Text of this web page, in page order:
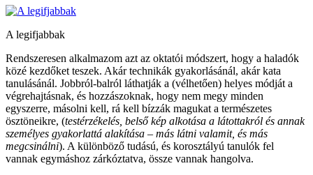
A legifjabbak
Rendszeresen alkalmazom azt az oktatói módszert, hogy a haladók
közé kezdőket teszek. Akár technikák gyakorlásánál, akár kata
tanulásánál. Jobbról-balról láthatják a (vélhetően) helyes módját a
végrehajtásnak, és hozzászoknak, hogy nem megy minden
egyszerre, másolni kell, rá kell bízzák magukat a természetes
ösztöneikre, (testérzékelés, belső kép alkotása a látottakról és annak
személyes gyakorlattá alakítása – más látni valamit, és más
megcsinálni). A különböző tudású, és korosztályú tanulók fel
vannak egymáshoz zárkóztatva, össze vannak hangolva.